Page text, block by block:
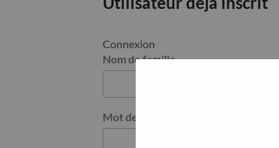
Connexion
Nom de famille
Mot de passe